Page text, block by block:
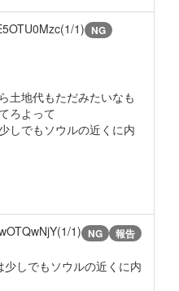
1) NG
土地代もただみたいなも
ろよって
しでもソウルの近くに内
1) NG 報告
しでもソウルの近くに内